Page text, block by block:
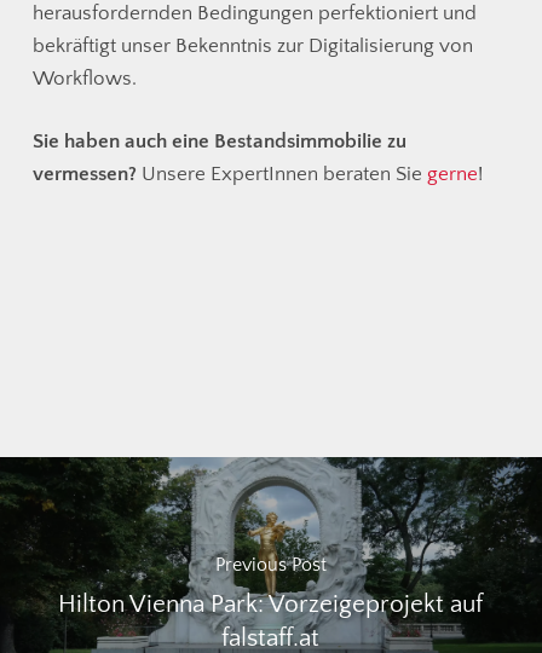
herausfordernden Bedingungen perfektioniert und
bekräftigt unser Bekenntnis zur Digitalisierung von
Workflows.
Sie haben auch eine Bestandsimmobilie zu
vermessen? Unsere ExpertInnen beraten Sie gerne!
Previous Post
Hilton Vienna Park: Vorzeigeprojekt auf
falstaff.at